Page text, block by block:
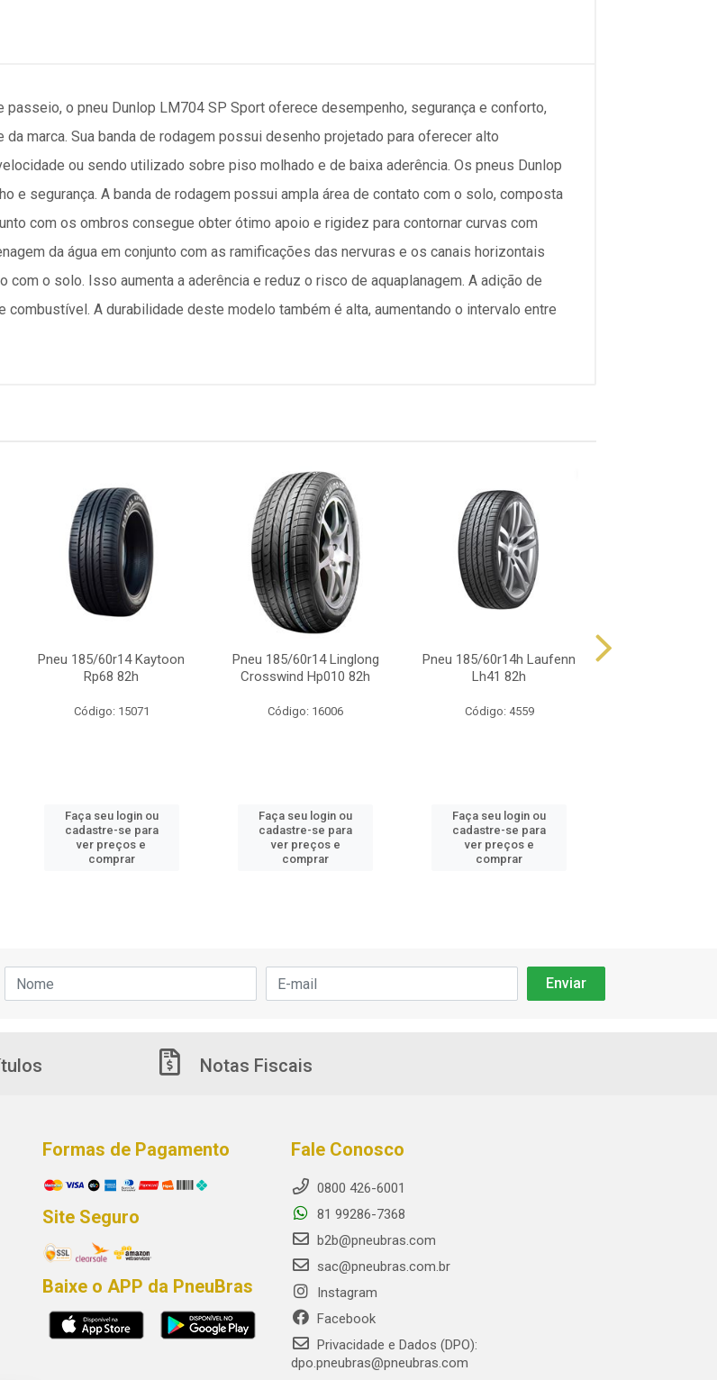
o pneu Dunlop LM704 SP Sport oferece desempenho, segurança e conforto,
marca. Sua banda de rodagem possui desenho projetado para oferecer alto
ou sendo utilizado sobre piso molhado e de baixa aderência. Os pneus Dunlop
e segurança. A banda de rodagem possui ampla área de contato com o solo, composta
com os ombros consegue obter ótimo apoio e rigidez para contornar curvas com
da água em conjunto com as ramificações das nervuras e os canais horizontais
o solo. Isso aumenta a aderência e reduz o risco de aquaplanagem. A adição de
A durabilidade deste modelo também é alta, aumentando o intervalo entre
Pneu 185/60r14 Kaytoon
Rp68 82h
Código: 15071
Faça seu login ou
cadastre-se para
ver preços e
comprar
Pneu 185/60r14 Linglong
Crosswind Hp010 82h
Código: 16006
Faça seu login ou
cadastre-se para
ver preços e
comprar
Pneu 185/60r14h Laufenn
Lh41 82h
Código: 4559
Faça seu login ou
cadastre-se para
ver preços e
comprar
Notas Fiscais
Formas de Pagamento
Site Seguro
Baixe o APP da PneuBras
Fale Conosco
0800 426-6001
81 99286-7368
b2b@pneubras.com
sac@pneubras.com.br
Instagram
Facebook
Privacidade e Dados (DPO):
dpo.pneubras@pneubras.com